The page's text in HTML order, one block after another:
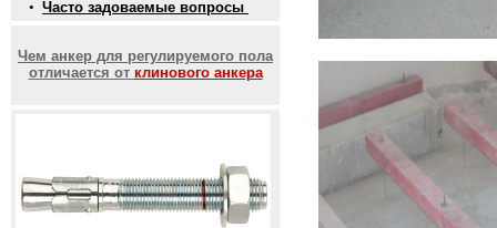
• Часто задоваемые вопросы
Чем анкер для регулируемого пола
отличается от клинового анкера